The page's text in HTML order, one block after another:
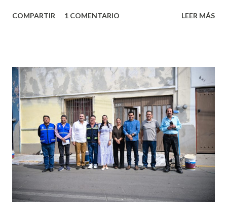
partes de ti que jamás hubieras imaginado. El problema es
conoces ni la mitad de lo que deberías saber. Pero incluso
quienes ya han tenido relaciones sexuales no son expertos
o expertas en el tema. Siempre hay algo nuevo que
aprender y nuevas experiencias que conocer. Si eres una
chica y aún no has tenido relaciones sexuales, tal vez
pienses que el sexo será increíble y no puedas esperar para
experimentarlo, pero como cualquier persona con
experiencia te dirá, siempre es mejor cuando ambas partes
son suficientemen...
COMPARTIR 1 COMENTARIO LEER MÁS